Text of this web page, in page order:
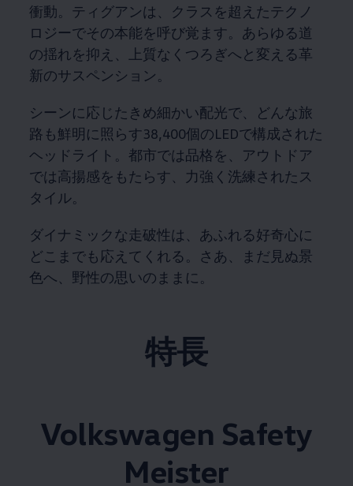
衝動。​ティグアンは、クラスを超えたテクノ
ロジーでその本能を呼び覚ます。​あらゆる道
の揺れを抑え、上質なくつろぎへと変える革
新のサスペンション。​
シーンに応じたきめ細かい配光で、どんな旅
路も鮮明に照らす38,400個のLEDで構成された
ヘッドライト。​都市では品格を、アウトドア
では高揚感をもたらす、力強く洗練されたス
タイル。​
ダイナミックな走破性は、あふれる好奇心に
どこまでも応えてくれる。​さあ、まだ見ぬ景
色へ、野性の思いのままに。​
特長
Volkswagen Safety
Meister